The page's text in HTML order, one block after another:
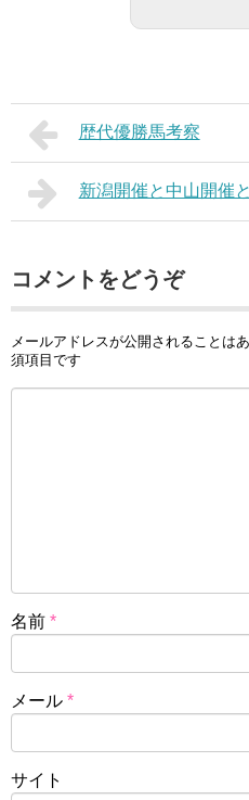
歴代優勝馬考察
新潟開催と中山開催
コメントをどうぞ
メールアドレスが公開されることはあ
須項目です
名前 *
メール *
サイト